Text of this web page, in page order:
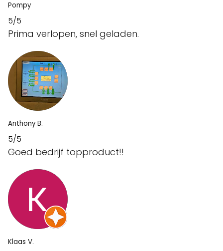
Pompy
5/5
Prima verlopen, snel geladen.
Anthony B.
5/5
Goed bedrijf topproduct!!
Klaas V.